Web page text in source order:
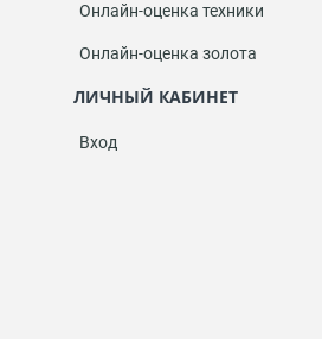
Онлайн-оценка техники
Онлайн-оценка золота
ЛИЧНЫЙ КАБИНЕТ
Вход